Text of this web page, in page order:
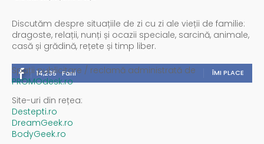
Discutăm despre situațiile de zi cu zi ale vieții de familie:
dragoste, relații, nunți și ocazii speciale, sarcină, animale,
casă și grădină, rețete și timp liber.
14,235 Fani ÎMI PLACE
Spații publicitare / reclamă administrată de
PROMOdesk.ro
Site-uri din rețea:
Destepti.ro
DreamGeek.ro
BodyGeek.ro